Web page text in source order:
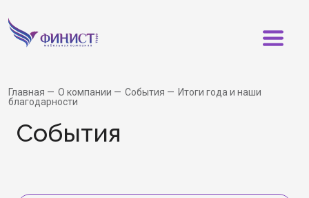
Главная О компании События
Итоги года и наши
благодарности
События